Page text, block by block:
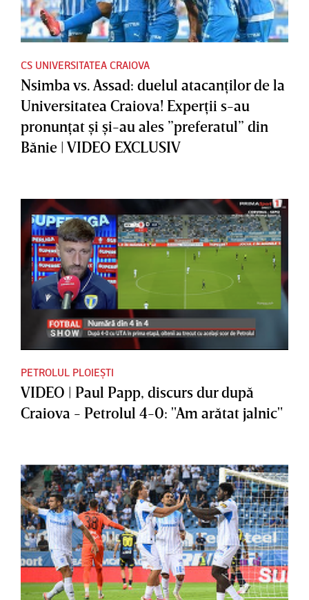
CS UNIVERSITATEA CRAIOVA
Nsimba vs. Assad: duelul atacanţilor de la
Universitatea Craiova! Experţii s-au
pronunţat şi şi-au ales ”preferatul” din
Bănie | VIDEO EXCLUSIV
PETROLUL PLOIEȘTI
VIDEO | Paul Papp, discurs dur după
Craiova - Petrolul 4-0: "Am arătat jalnic"